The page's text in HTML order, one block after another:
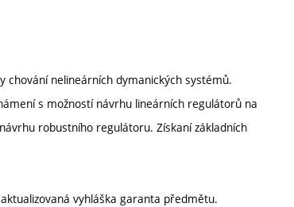
chování nelineárních dymanických systémů.
s možností návrhu lineárních regulátorů na
robustního regulátoru. Získaní základních
vyhláška garanta předmětu.